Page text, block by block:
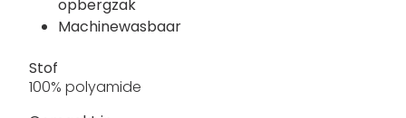
opbergzak
Machinewasbaar
Stof
100% polyamide